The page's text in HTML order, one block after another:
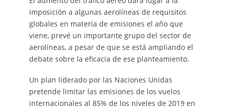
imposición a algunas aerolíneas de requisitos
globales en materia de emisiones el año que
viene, prevé un importante grupo del sector de
aerolíneas, a pesar de que se está ampliando el
debate sobre la eficacia de ese planteamiento.
Un plan liderado por las Naciones Unidas
pretende limitar las emisiones de los vuelos
internacionales al 85% de los niveles de 2019 en